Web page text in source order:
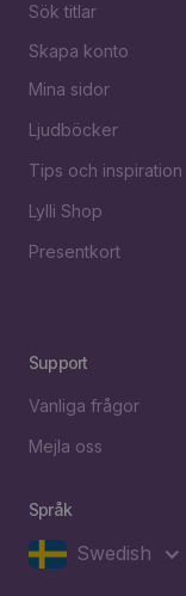
Sök titlar
Skapa konto
Mina sidor
Ljudböcker
Tips och inspiration
Lylli Shop
Presentkort
Support
Vanliga frågor
Mejla oss
Språk
Swedish